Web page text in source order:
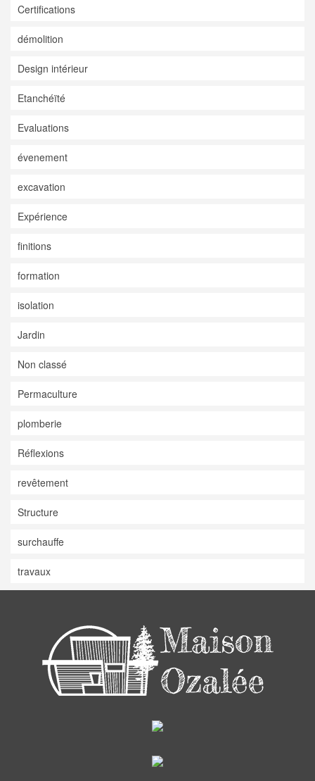
Certifications
démolition
Design intérieur
Etanchéïté
Evaluations
évenement
excavation
Expérience
finitions
formation
isolation
Jardin
Non classé
Permaculture
plomberie
Réflexions
revêtement
Structure
surchauffe
travaux